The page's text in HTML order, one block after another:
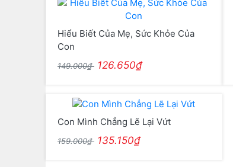
Hiểu Biết Của Mẹ, Sức Khỏe Của
Con
149.000₫ 126.650₫
Con Mình Chẳng Lẽ Lại Vứt
159.000₫ 135.150₫